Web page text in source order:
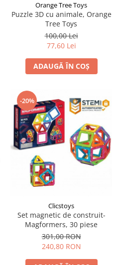
Orange Tree Toys
Puzzle 3D cu animale, Orange
Tree Toys
100,00 Lei
77,60 Lei
ADAUGĂ ÎN COȘ
-20%
Clicstoys
Set magnetic de construit-
Magformers, 30 piese
301,00 RON
240,80 RON